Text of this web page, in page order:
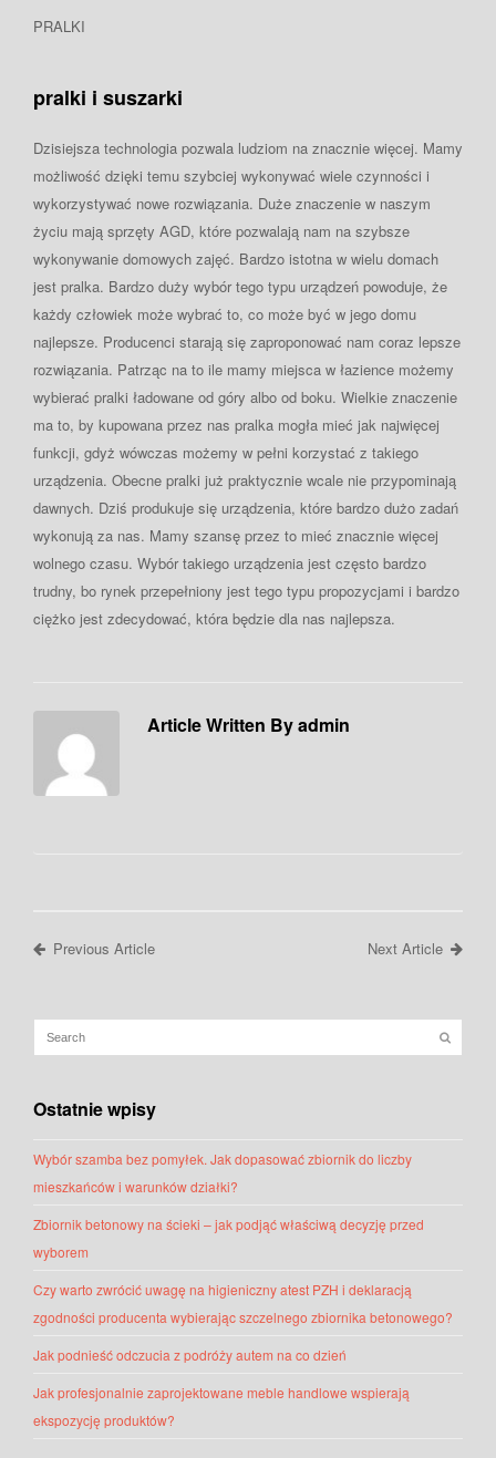
PRALKI
pralki i suszarki
Dzisiejsza technologia pozwala ludziom na znacznie więcej. Mamy
możliwość dzięki temu szybciej wykonywać wiele czynności i
wykorzystywać nowe rozwiązania. Duże znaczenie w naszym
życiu mają sprzęty AGD, które pozwalają nam na szybsze
wykonywanie domowych zajęć. Bardzo istotna w wielu domach
jest pralka. Bardzo duży wybór tego typu urządzeń powoduje, że
każdy człowiek może wybrać to, co może być w jego domu
najlepsze. Producenci starają się zaproponować nam coraz lepsze
rozwiązania. Patrząc na to ile mamy miejsca w łazience możemy
wybierać pralki ładowane od góry albo od boku. Wielkie znaczenie
ma to, by kupowana przez nas pralka mogła mieć jak najwięcej
funkcji, gdyż wówczas możemy w pełni korzystać z takiego
urządzenia. Obecne pralki już praktycznie wcale nie przypominają
dawnych. Dziś produkuje się urządzenia, które bardzo dużo zadań
wykonują za nas. Mamy szansę przez to mieć znacznie więcej
wolnego czasu. Wybór takiego urządzenia jest często bardzo
trudny, bo rynek przepełniony jest tego typu propozycjami i bardzo
ciężko jest zdecydować, która będzie dla nas najlepsza.
Article Written By admin
Previous Article Next Article
Ostatnie wpisy
Wybór szamba bez pomyłek. Jak dopasować zbiornik do liczby
mieszkańców i warunków działki?
Zbiornik betonowy na ścieki – jak podjąć właściwą decyzję przed
wyborem
Czy warto zwrócić uwagę na higieniczny atest PZH i deklaracją
zgodności producenta wybierając szczelnego zbiornika betonowego?
Jak podnieść odczucia z podróży autem na co dzień
Jak profesjonalnie zaprojektowane meble handlowe wspierają
ekspozycję produktów?